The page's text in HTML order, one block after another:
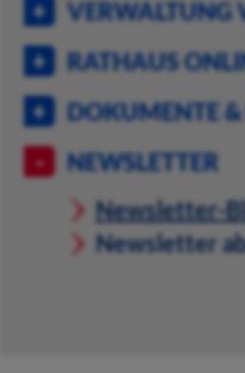
VERWALTUNG
RATHAUS
DOKUMENTE
NEWSLETTER
Newsletter-
Newsletter